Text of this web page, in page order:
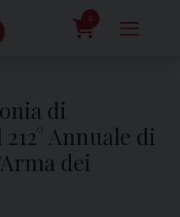
0
di
Annuale di
dei